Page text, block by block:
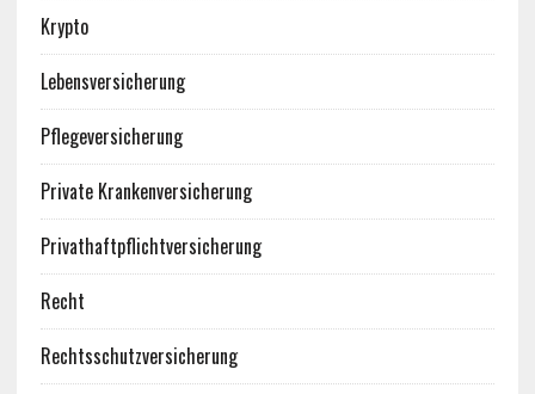
Krypto
Lebensversicherung
Pflegeversicherung
Private Krankenversicherung
Privathaftpflichtversicherung
Recht
Rechtsschutzversicherung